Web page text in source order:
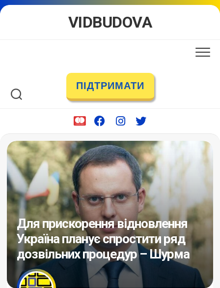
Skip
VIDBUDOVA
ПІДТРИМАТИ
Для прискорення відновлення
Україна планує спростити ряд
дозвільних процедур – Шурма